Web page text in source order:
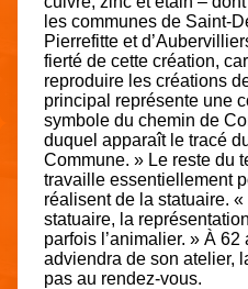
les communes de Saint-
Pierrefitte et
fierté de cette création,
reproduire les créations
principal représente une
symbole du chemin de
duquel apparaît le tracé
Commune. » Le reste du
travaille essentiellement
réalisent de la statuaire. «
statuaire, la
parfois l’animalier. » À 62
adviendra de son atelier,
pas au rendez-vous.